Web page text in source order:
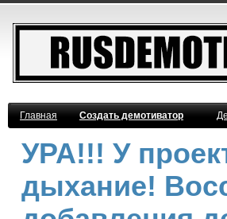
Главная Создать демотиватор
УРА!!! У
дыхание!